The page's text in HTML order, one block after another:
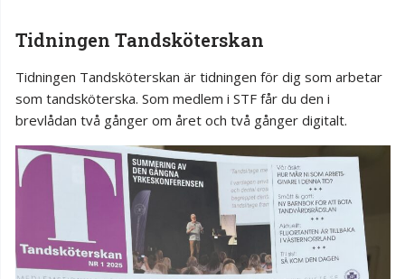
Tidningen Tandsköterskan
Tidningen Tandsköterskan är tidningen för dig som arbetar
som tandsköterska. Som medlem i STF får du den i
brevlådan två gånger om året och två gånger digitalt.